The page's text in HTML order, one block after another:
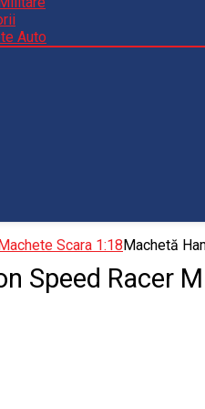
Auto
Scara 1:18Machetă
Speed Racer